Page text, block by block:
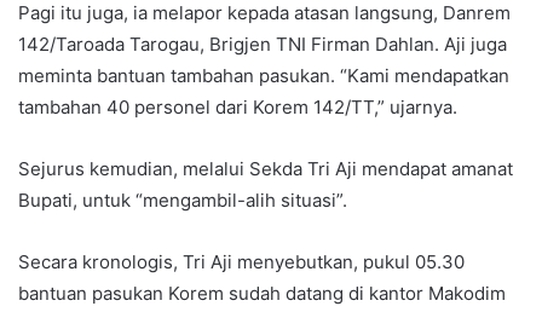
Pagi itu juga, ia melapor kepada atasan langsung, Danrem
142/Taroada Tarogau, Brigjen TNI Firman Dahlan. Aji juga
meminta bantuan tambahan pasukan. “Kami mendapatkan
tambahan 40 personel dari Korem 142/TT,” ujarnya.
Sejurus kemudian, melalui Sekda Tri Aji mendapat amanat
Bupati, untuk “mengambil-alih situasi”.
Secara kronologis, Tri Aji menyebutkan, pukul 05.30
bantuan pasukan Korem sudah datang di kantor Makodim